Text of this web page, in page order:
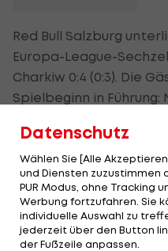
Red Bull Salzburg
Europa-League-
Charkiw 0:4 (0:3). Die
Spielbeginn in
Sekunden. Cristaldo
Abwehrschwächen
Pause (37., 41.).
überlegenenen
treffen durch Devic
Rückspiel steigt am
Datenschutz
Wählen Sie [Alle
und Diensten zuzustimmen
PUR Modus, ohne Tracking
Werbung fortzufahren. Sie
individuelle Auswahl zu
jederzeit über den Button
der Fußzeile anpassen.